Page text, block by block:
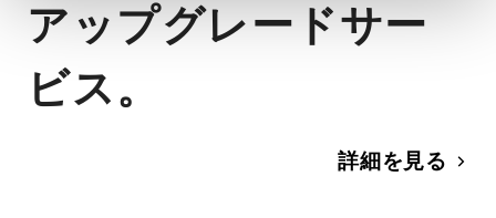
アップグレードサー
ビス。
詳細を見る